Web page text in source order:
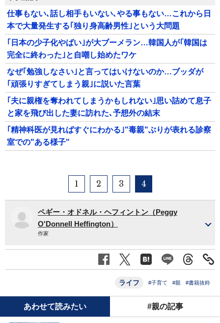
仕事もない､話し相手もいない､やる事もない…これから日
本で大量発生する｢独り身高齢男性｣という大問題
｢日本の少子化やばい｣が大ブーメラン…韓国人が｢韓国は
完全に終わった｣と自嘲し始めたワケ
なぜ｢勉強しなさい｣と言ってはいけないのか…ブッダが
｢頑張りすぎてしまう親｣に説いた言葉
｢夫に親権を奪われてしまうかもしれない｣思い詰めて息子
と家を飛び出した妻に訪れた､予想外の結末
｢精神科医が見ればすぐにわかる｣"毒親"ぶりが表れる診察
室での"ある様子"
1 2 3 4
ペギー・オドネル・ヘフィントン（Peggy
O'Donnell Heffington）
作家
ライフ #子育て #親 #書籍抜粋
あわせて読みたい #親の記事